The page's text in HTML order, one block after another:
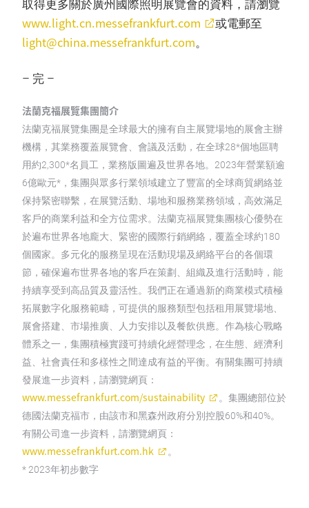
取得更多關於廣州國際照明展覽會的資料，請瀏覽
www.light.cn.messefrankfurt.com 或電郵至
light@china.messefrankfurt.com。
– 完 –
法蘭克福展覽集團簡介
法蘭克福展覽集團是全球最大的擁有自主展覽場地的展會主辦
機構，其業務覆蓋展覽會、會議及活動，在全球28*個地區聘
用約2,300*名員工，業務版圖遍及世界各地。2023年營業額逾
6億歐元*，集團與眾多行業領域建立了豐富的全球商貿網絡並
保持緊密聯繫，在展覽活動、場地和服務業務領域，高效滿足
客戶的商業利益和全方位需求。法蘭克福展覽集團核心優勢在
於遍布世界各地龐大、緊密的國際行銷網絡，覆蓋全球約180
個國家。多元化的服務呈現在活動現場及網絡平台的各個環
節，確保遍布世界各地的客戶在策劃、組織及進行活動時，能
持續享受到高品質及靈活性。我們正在通過新的商業模式積極
拓展數字化服務範疇，可提供的服務類型包括租用展覽場地、
展會搭建、市場推廣、人力安排以及餐飲供應。作為核心戰略
體系之一，集團積極實踐可持續化經營理念，在生態、經濟利
益、社會責任和多樣性之間達成有益的平衡。有關集團可持續
發展進一步資料，請瀏覽網頁：
www.messefrankfurt.com/sustainability
。集團總部位於
德國法蘭克福市，由該市和黑森州政府分別控股60%和40%。
有關公司進一步資料，請瀏覽網頁：
www.messefrankfurt.com.hk
。
* 2023年初步數字